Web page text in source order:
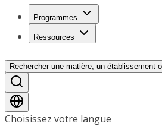
Programmes
Ressources
Rechercher une matière, un établissement
Choisissez votre langue